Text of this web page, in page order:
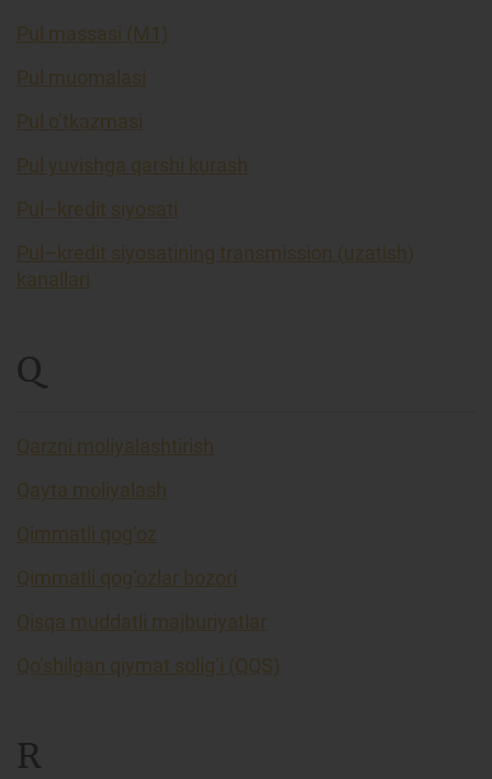
Pul massasi (M1)
Pul muomalasi
Pul o’tkazmasi
Pul yuvishga qarshi kurash
Pul–kredit siyosati
Pul–kredit siyosatining transmission (uzatish)
kanallari
Q
Qarzni moliyalashtirish
Qayta moliyalash
Qimmatli qog’oz
Qimmatli qog’ozlar bozori
Qisqa muddatli majburiyatlar
Qo’shilgan qiymat solig’i (QQS)
R